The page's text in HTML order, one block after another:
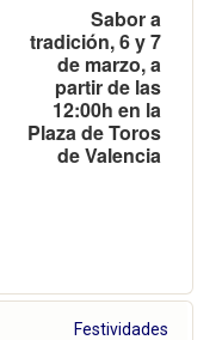
Sabor a
tradición, 6 y 7
de marzo, a
partir de las
12:00h en la
Plaza de Toros
de Valencia
Festividades